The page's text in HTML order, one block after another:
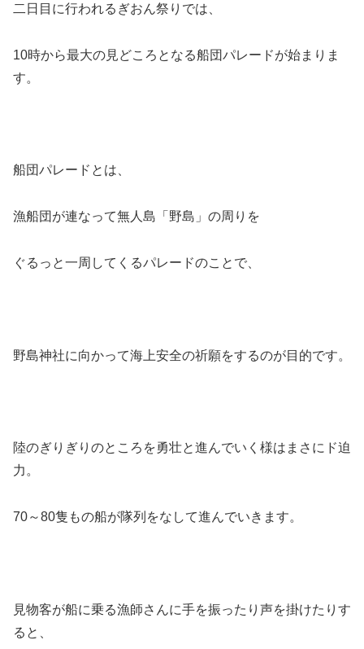
二日目 に行われるぎおん祭りでは、
10時から最大の見どころとなる船団パレードが始まりま
す。
船団パレードとは、
漁船団が連なって無人島「野島」の周りを
ぐるっと一周してくるパレードのことで、
野島神社に向かって海上安全の祈願をするのが目的です。
陸のぎりぎりのところを勇壮と進んでいく様はまさにド迫
力。
70～80隻もの船が隊列をなして進んでいきます。
見物客が船に乗る漁師さんに手を振ったり声を掛けたりす
ると、